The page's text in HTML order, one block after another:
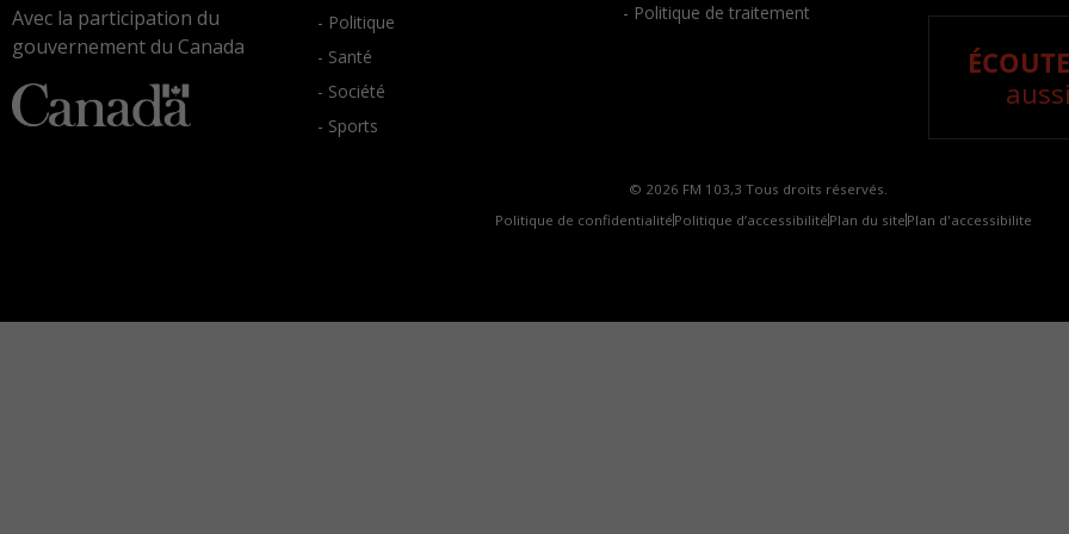
Avec la participation du
gouvernement du Canada
- Politique
- Santé
- Société
- Sports
- Politique de traitement
© 2026 FM 103,3 Tous droits réservés.
Politique de confidentialité Politique d’accessibilité Plan du site Plan d'accessibilite